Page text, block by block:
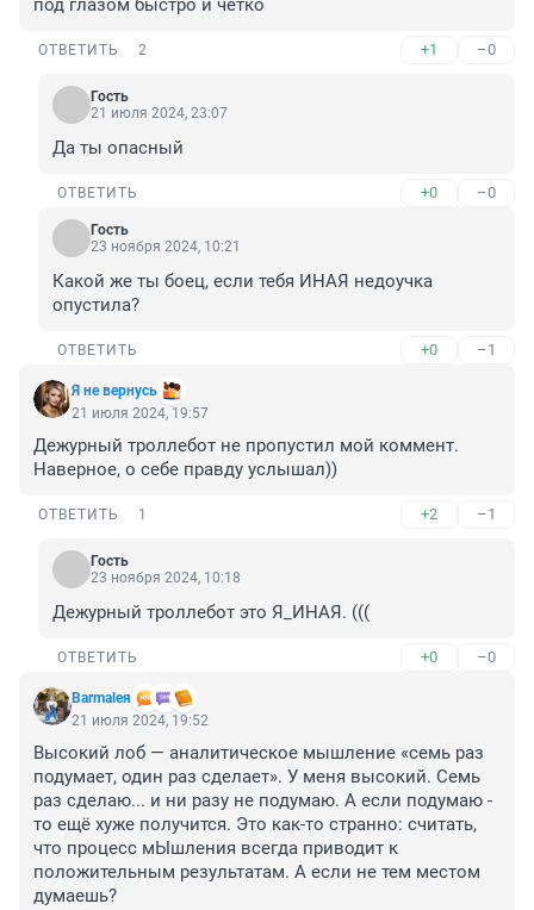
под глазом быстро и чётко
ОТВЕТИТЬ 2 +1 –0
Гость
21 июля 2024, 23:07
Да ты опасный
ОТВЕТИТЬ +0 –0
Гость
23 ноября 2024, 10:21
Какой же ты боец, если тебя ИНАЯ недоучка
опустила?
ОТВЕТИТЬ +0 –1
Я не вернусь
21 июля 2024, 19:57
Дежурный троллебот не пропустил мой коммент.
Наверное, о себе правду услышал))
ОТВЕТИТЬ 1 +2 –1
Гость
23 ноября 2024, 10:18
Дежурный троллебот это Я_ИНАЯ. (((
ОТВЕТИТЬ +0 –0
Barmaleя
21 июля 2024, 19:52
Высокий лоб — аналитическое мышление «семь раз
подумает, один раз сделает». У меня высокий. Семь
раз сделаю... и ни разу не подумаю. А если подумаю -
то ещё хуже получится. Это как-то странно: считать,
что процесс мЫшления всегда приводит к
положительным результатам. А если не тем местом
думаешь?